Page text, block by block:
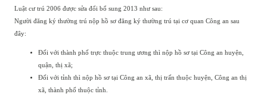
Luật cư trú 2006 được sửa đổi bổ sung 2013 như sau:
Người đăng ký thường trú nộp hồ sơ đăng ký thường trú tại cơ quan Công an sau
đây:
Đối với thành phố trực thuộc trung ương thì nộp hồ sơ tại Công an huyện,
quận, thị xã;
Đối với tỉnh thì nộp hồ sơ tại Công an xã, thị trấn thuộc huyện, Công an thị
xã, thành phố thuộc tỉnh.